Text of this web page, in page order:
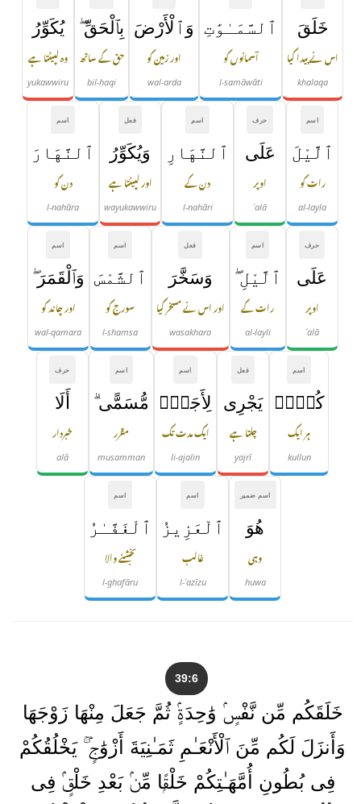
خَلَقَ
اس نے پیدا کیا
khalaqa
ٱلسَّمَـٰوَٰتِ
آسمانوں کو
l-samāwāti
وَٱلْأَرْضَ
اور زمین کو
wal-arḍa
بِٱلْحَقِّ ۖ
حق کے ساتھ
bil-ḥaqi
يُكَوِّرُ
وہ لپیٹتا ہے
yukawwiru
اسم
ٱلَّيْلَ
رات کو
al-layla
حرف
عَلَى
اوپر
ʿalā
اسم
ٱلنَّهَارِ
دن کے
l-nahāri
فعل
وَيُكَوِّرُ
اور لپیٹتا ہے
wayukawwiru
اسم
ٱلنَّهَارَ
دن کو
l-nahāra
حرف
عَلَى
اوپر
ʿalā
اسم
ٱلَّيْلِ ۖ
رات کے
al-layli
فعل
وَسَخَّرَ
اور اس نے مسخر کیا
wasakhara
اسم
ٱلشَّمْسَ
سورج کو
l-shamsa
اسم
وَٱلْقَمَرَ ۖ
اور چاند کو
wal-qamara
اسم
كُلٌّۭ
ہر ایک
kullun
فعل
يَجْرِى
چلتا ہے
yajrī
اسم
لِأَجَلٍۢ
ایک مدت تک
li-ajalin
اسم
مُّسَمًّى ۗ
مقرر
musamman
حرف
أَلَا
خبردار
alā
اسم ضمیر
هُوَ
وہی
huwa
اسم
ٱلْعَزِيزُ
غالب
l-ʿazīzu
اسم
ٱلْغَفَّـٰرُ
بخشنے والا
l-ghafāru
39:6
خَلَقَكُم مِّن نَّفْسٍۢ وَٰحِدَةٍۢ ثُمَّ جَعَلَ مِنْهَا زَوْجَهَا
وَأَنزَلَ لَكُم مِّنَ ٱلْأَنْعَـٰمِ ثَمَـٰنِيَةَ أَزْوَٰجٍۢ ۚ يَخْلُقُكُمْ
فِى بُطُونِ أُمَّهَـٰتِكُمْ خَلْقًۭا مِّنۢ بَعْدِ خَلْقٍۢ فِى